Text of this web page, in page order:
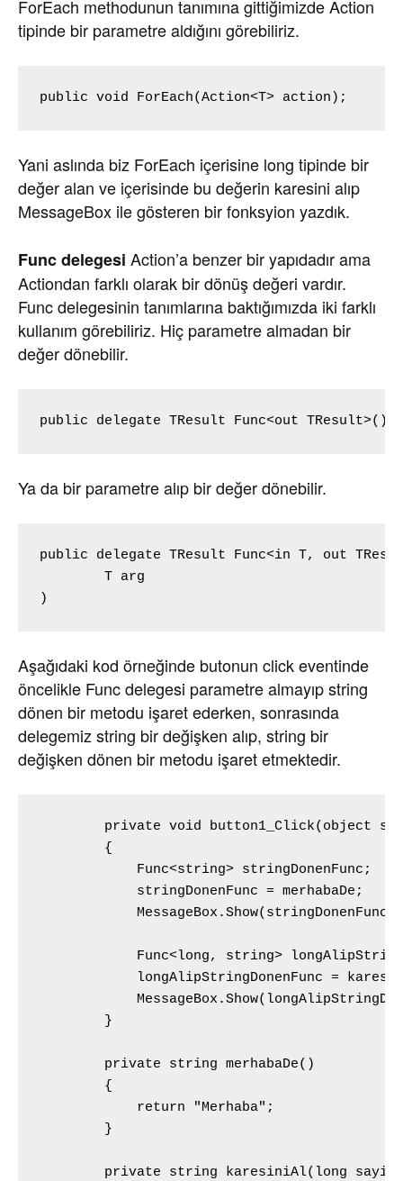
ForEach methodunun tanımına gittiğimizde Action
tipinde bir parametre aldığını görebiliriz.
public void ForEach(Action<T> action);
Yani aslında biz ForEach içerisine long tipinde bir
değer alan ve içerisinde bu değerin karesini alıp
MessageBox ile gösteren bir fonksyion yazdık.
Func delegesi Action’a benzer bir yapıdadır ama
Actiondan farklı olarak bir dönüş değeri vardır.
Func delegesinin tanımlarına baktığımızda iki farklı
kullanım görebiliriz. Hiç parametre almadan bir
değer dönebilir.
public delegate TResult Func<out TResult>()
Ya da bir parametre alıp bir değer dönebilir.
public delegate TResult Func<in T, out
)
Aşağıdaki kod örneğinde butonun click eventinde
öncelikle Func delegesi parametre almayıp string
dönen bir metodu işaret ederken, sonrasında
delegemiz string bir değişken alıp, string bir
değişken dönen bir metodu işaret etmektedir.
private void button1_Click(object
        {
            Func<string> stringDonenFunc;
            stringDonenFunc = merhabaDe;
Func<long, string>
longAlipStringDonenFunc =
        }
        private string merhabaDe()
        {
            return "Merhaba";
        }
        private string karesiniAl(long sayi)